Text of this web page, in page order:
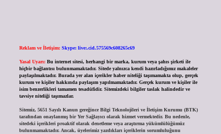
Reklam ve İletişim: Skype: live:.cid.575569c608265c69
Yasal Uyarı: Bu internet sitesi, herhangi bir marka, kurum veya şahıs şirketi ile
hiçbir bağlantısı bulunmamaktadır. Sitede yalnızca kendi hazırladığımız makaleler
paylaşılmaktadır. Burada yer alan içerikler haber niteliği taşımamakta olup, gerçek
kurum ve kişiler hakkında paylaşım yapılmamaktadır. Gerçek kurum ve kişiler ile
isim benzerlikleri tamamen tesadüfidir. Sitemizdeki bilgiler taslak halindedir ve
tavsiye niteliği taşımazlar.
Sitemiz, 5651 Sayılı Kanun gereğince Bilgi Teknolojileri ve İletişim Kurumu (BTK)
tarafından onaylanmış bir Yer Sağlayıcı olarak hizmet vermektedir. Bu nedenle,
sitedeki içerikleri proaktif olarak denetleme veya araştırma yükümlülüğümüz
bulunmamaktadır. Ancak, üyelerimiz yazdıkları içeriklerin sorumluluğunu